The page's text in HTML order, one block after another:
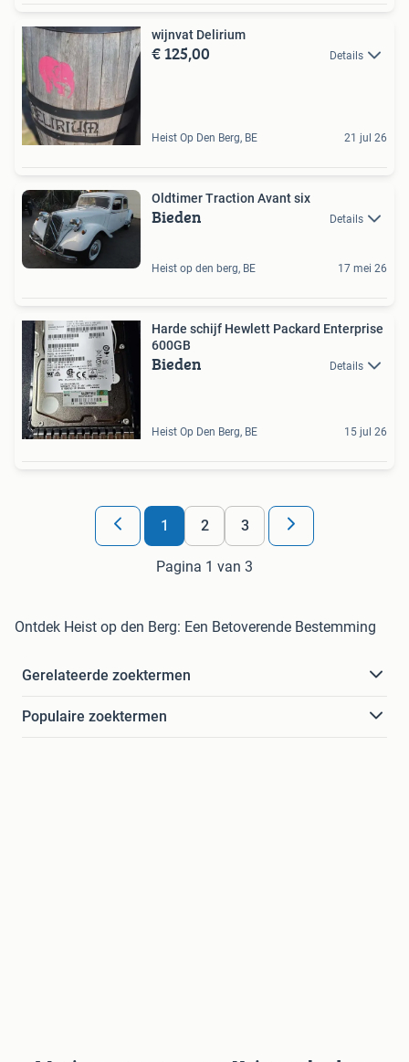
wijnvat Delirium
€ 125,00 Details
Heist Op Den Berg, BE 21 jul 26
Oldtimer Traction Avant six
Bieden Details
Heist op den berg, BE 17 mei 26
Harde schijf Hewlett Packard Enterprise
600GB
Bieden Details
Heist Op Den Berg, BE 15 jul 26
1 2 3
Pagina 1 van 3
Ontdek Heist op den Berg: Een Betoverende Bestemming
Gerelateerde zoektermen
Populaire zoektermen